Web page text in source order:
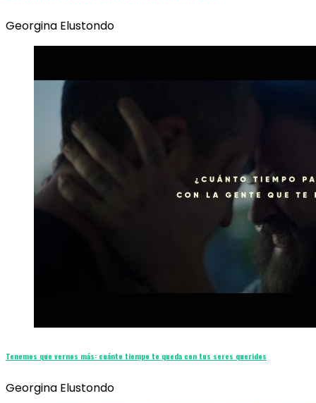
Georgina Elustondo
Tenemos que vernos más: cuánto tiempo te queda con tus seres queridos
Georgina Elustondo